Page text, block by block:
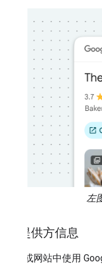
左
徽标提供方信息
在应用或网站中使用